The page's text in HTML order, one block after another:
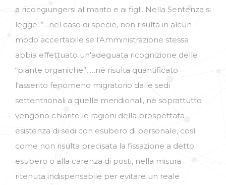
a ricongiungersi al marito e ai figli. Nella Sentenza si
legge: “…nel caso di specie, non risulta in alcun
modo accertabile se l'Amministrazione stessa
abbia effettuato un'adeguata ricognizione delle
“piante organiche”, …nè risulta quantificato
l'asserito fenomeno migratorio dalle sedi
settentrionali a quelle meridionali, nè soprattutto
vengono chiarite le ragioni della prospettata
esistenza di sedi con esubero di personale, così
come non risulta precisata la fissazione a detto
esubero o alla carenza di posti, nella misura
ritenuta indispensabile per evitare un reale